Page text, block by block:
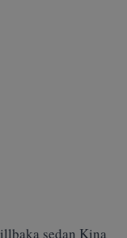
sedan Kina